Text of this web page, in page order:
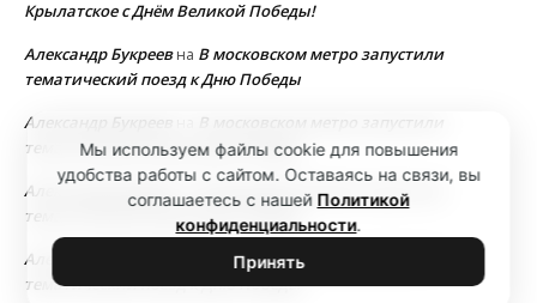
Крылатское с Днём Великой Победы!
Александр Букреевна В московском метро запустили
тематический поезд к Дню Победы
Александр Букреев
В московском метро запустили
тематический поезд к Дню Победы
Александр Букреев
В московском метро запустили
тематический поезд к Дню Победы
Александр Букреев
В московском метро запустили
тематический поезд к Дню Победы
Мы используем файлы cookie для повышения
удобства работы с сайтом. Оставаясь на связи, вы
соглашаетесь с нашей Политикой
конфиденциальности.
Принять